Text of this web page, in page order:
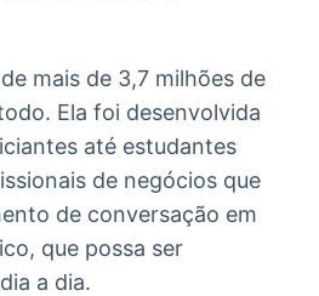
mais de 3,7 milhões de
Ela foi desenvolvida
até estudantes
de negócios que
de conversação em
que possa ser
a dia.